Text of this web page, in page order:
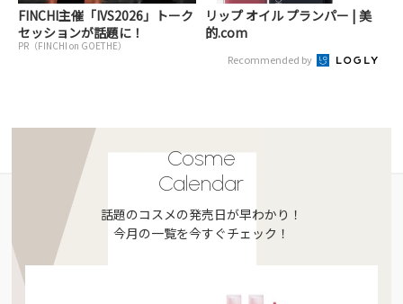
FINCHI主催「IVS2026」トーク
セッションが話題に！
PR（FINCHI on GOETHE）
リップ オイル プランパー | 美
的.com
Recommended by
Cosme
Calendar
話題のコスメの発売日が早わかり！
今月の一覧を今すぐチェック！